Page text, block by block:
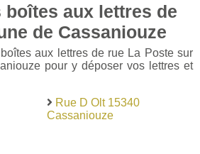
boîtes aux lettres de
de Cassaniouze
aux lettres de rue La Poste sur
pour y déposer vos lettres et
Rue D Olt 15340
Cassaniouze